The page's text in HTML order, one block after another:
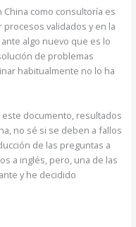
como consultoría es
validados y en la
algo nuevo que es lo
de problemas
habitualmente no lo ha
documento, resultados
no sé si se deben a fallos
de las preguntas a
a inglés, pero, una de las
y he decidido